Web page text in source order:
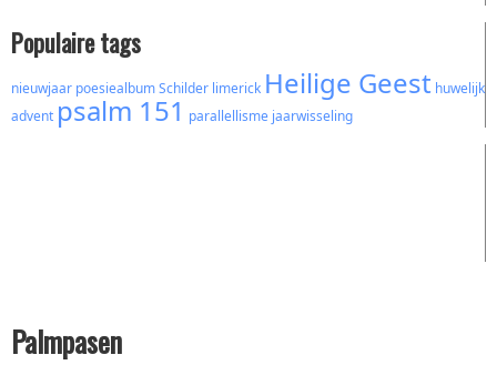
Populaire tags
nieuwjaar poesiealbumSchilder limerick Heilige Geest huwelijk
advent psalm 151 parallellisme jaarwisseling
Palmpasen